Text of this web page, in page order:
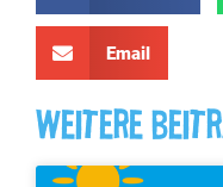
Email
Weitere